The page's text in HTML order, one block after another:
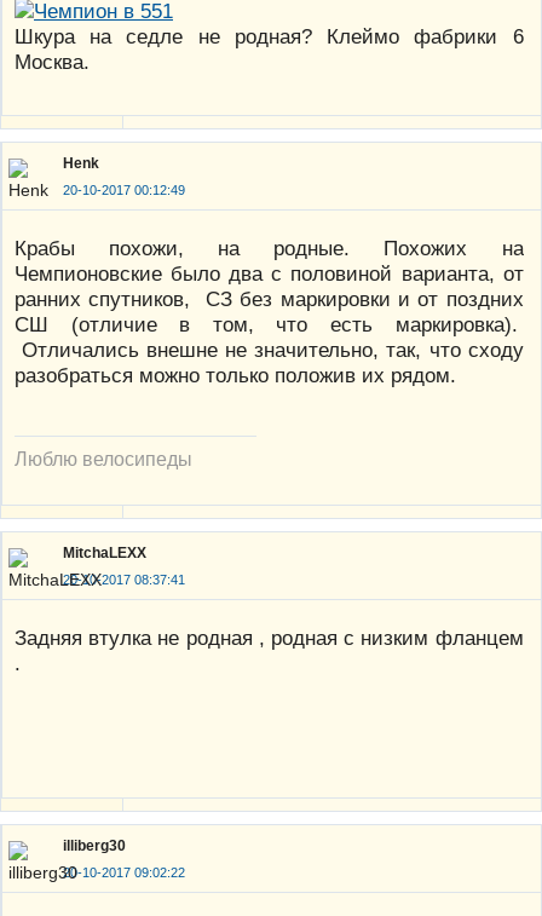
Шкура на седле не родная? Клеймо фабрики 6
Москва.
Henk
20-10-2017 00:12:49
Крабы похожи, на родные. Похожих на
Чемпионовские было два с половиной варианта, от
ранних спутников, СЗ без маркировки и от поздних
СШ (отличие в том, что есть маркировка).
Отличались внешне не значительно, так, что сходу
разобраться можно только положив их рядом.
Люблю велосипеды
MitchaLEXX
20-10-2017 08:37:41
Задняя втулка не родная , родная с низким фланцем
.
illiberg30
20-10-2017 09:02:22